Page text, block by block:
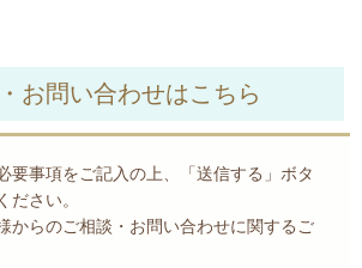
お問い合わせはこちら
要事項をご記入の上、「送信する」ボタ
ださい。
からのご相談・お問い合わせに関するご